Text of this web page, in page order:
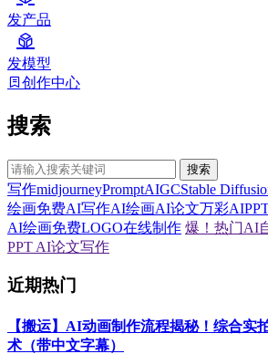
发产品
发模型
创作中心
搜索
搜索
写作midjourneyPromptAIGCStable
绘画免费AI写作AI绘画AI论文万彩AIPPT
AI绘画免费LOGO在线制作 爆！热门AI
PPT AI论文写作
近期热门
【搬运】AI动画制作流程揭秘！综合实
术（带中文字幕）